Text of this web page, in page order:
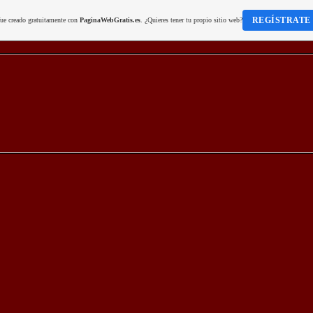
creado gratuitamente con PaginaWebGratis.es. ¿Quieres tener tu propio sitio web? REGÍSTRATE